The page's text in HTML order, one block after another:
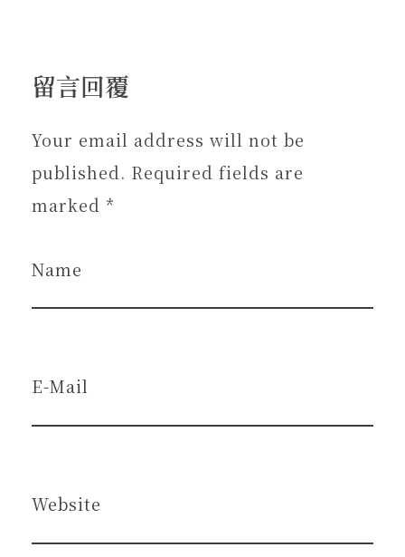
留言回覆
Your email address will not be
published. Required fields are
marked *
Name
E-Mail
Website